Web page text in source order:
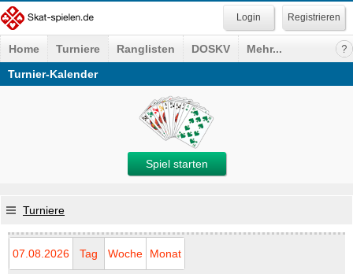
Registrieren
Home Turniere Ranglisten DOSKV
Mehr...
Turnier-Kalender
Spiel starten
Turniere
07.08.2026 Tag Woche Monat